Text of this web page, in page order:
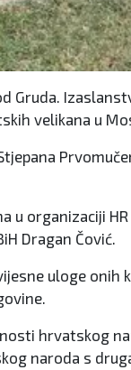
Gruda.
velikana u
organizaciji
Dragan Čović.
uloge
hrvatskog
naroda s